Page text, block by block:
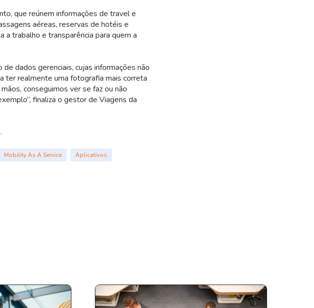
que reúnem informações de travel e
aéreas, reservas de hotéis e
a trabalho e transparência para quem a
dados gerenciais, cujas informações não
ter realmente uma fotografia mais correta
conseguimos ver se faz ou não
finaliza o gestor de Viagens da
Mobility As A Service Aplicativos